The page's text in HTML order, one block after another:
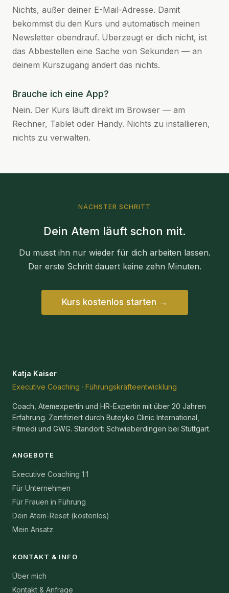
Nichts, außer deiner E-Mail-Adresse. Damit
bekommst du den Kurs und automatisch meinen
Newsletter obendrauf. Überzeugt er dich nicht, ist
das Abbestellen eine Sache von Sekunden — an
deinem Kurszugang ändert das nichts.
Brauche ich eine App?
Nein. Der Kurs läuft direkt im Browser — am
Rechner, Tablet oder Handy. Nichts zu installieren,
nichts zu verwalten.
NÄCHSTER SCHRITT
Dein Atem läuft schon mit.
Du musst ihn nur wieder für dich arbeiten lassen.
Der erste Schritt dauert keine zehn Minuten.
Kurs kostenlos starten →
Katja Kaiser
Executive Coaching · Führungskräfteentwicklung
Coach, Atemexpertin und HR-Expertin mit über 20 Jahren
Erfahrung. Zertifiziert durch Buteyko Clinic International,
Fitmedi und GWG. Standort: Schwieberdingen bei Stuttgart.
ANGEBOTE
Executive Coaching 1:1
Für Unternehmen
Für Frauen in Führung
Dein Atem-Reset (kostenlos)
Mein Ansatz
KONTAKT & INFO
Über mich
Kontakt & Anfrage